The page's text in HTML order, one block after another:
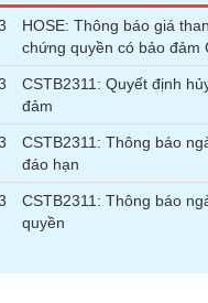
HOSE: Thông báo giá
chứng quyền có bảo đảm
CSTB2311: Quyết định
đảm
CSTB2311: Thông báo
đáo hạn
CSTB2311: Thông báo
quyền